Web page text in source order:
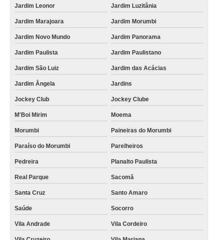
onde tem secador para ar comprimido Imirim
onde tem secador ar comprimido Queluz
secador para rede de ar comprimido Vila Progredior
distribuidores secador ar comprimido Salto
secador para ar comprimido valor Cosmópolis
secador de ar comprimido por adsorção itatiaia
secador do ar comprimido Formiga
secador de linha de ar comprimido Registro
distribuidores secador ar comprimido por adsorção Campo Limpo Paulista
distribuidores secador para rede de ar comprimido Parque Mandaqui
secador de ar comprimido Itapira
secador de ar comprimido adsorção Caieras
Jardim Leonor Jardim Luzitânia
Jardim Marajoara Jardim Morumbi
Jardim Novo Mundo Jardim Panorama
Jardim Paulista Jardim Paulistano
Jardim São Luiz Jardim das Acácias
Jardim Ângela Jardins
Jockey Club Jockey Clube
M'Boi Mirim Moema
Morumbi Paineiras do Morumbi
Paraíso do Morumbi Parelheiros
Pedreira Planalto Paulista
Real Parque Sacomã
Santa Cruz Santo Amaro
Saúde Socorro
Vila Andrade Vila Cordeiro